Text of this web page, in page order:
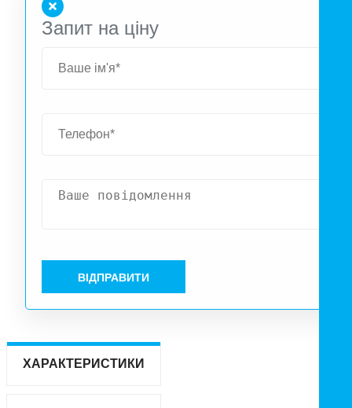
Запит на ціну
ВІДПРАВИТИ
ХАРАКТЕРИСТИКИ